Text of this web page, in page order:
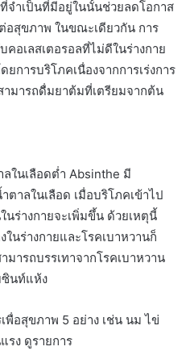
จำเป็นที่มีอยู่ในนั้นช่วยลดโอกาส
อสุขภาพ ในขณะเดียวกัน การ
อเลสเตอรอลที่ไม่ดีในร่างกาย
ยการบริโภคเนื่องจากการเร่งการ
มารถดื่มยาต้มที่เตรียมจากต้น
ในเลือดต่ำ Absinthe มี
าลในเลือด เมื่อบริโภคเข้าไป
ร่างกายจะเพิ่มขึ้น ด้วยเหตุนี้
ในร่างกายและโรคเบาหวานก็
มารถบรรเทาจากโรคเบาหวาน
นท์แห้ง
พื่อสุขภาพ 5 อย่าง เช่น นม ไข่
รง ดูรายการ